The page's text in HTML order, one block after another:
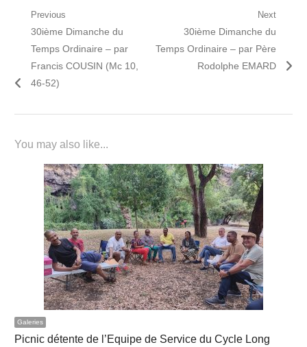
Navigation
de
l’article
Previous
Previous
post:
30ième Dimanche du
Temps Ordinaire – par
Francis COUSIN (Mc 10,
46-52)
Next
Next
post:
30ième Dimanche du
Temps Ordinaire – par Père
Rodolphe EMARD
You may also like...
Galeries
Picnic détente de l’Equipe de Service du Cycle Long